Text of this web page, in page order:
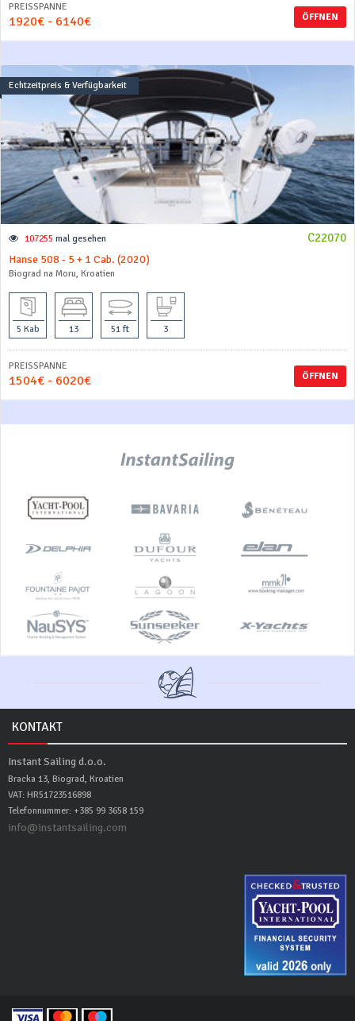
ÖFFNEN
PREISSPANNE
1920€ - 6140€
Echtzeitpreis & Verfügbarkeit
C22070
107255 mal gesehen
Hanse 508 - 5 + 1 Cab. (2020)
Biograd na Moru, Kroatien
5 Kab 13 51 ft 3
ÖFFNEN
PREISSPANNE
1504€ - 6020€
KONTAKT
Instant Sailing d.o.o.
Bracka 13, Biograd, Kroatien
VAT: HR51723516898
Telefonnummer: +385 99 3658 159
info@instantsailing.com